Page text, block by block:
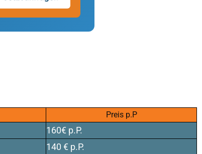
Preis p.P
160€ p.P.
140 € p.P.